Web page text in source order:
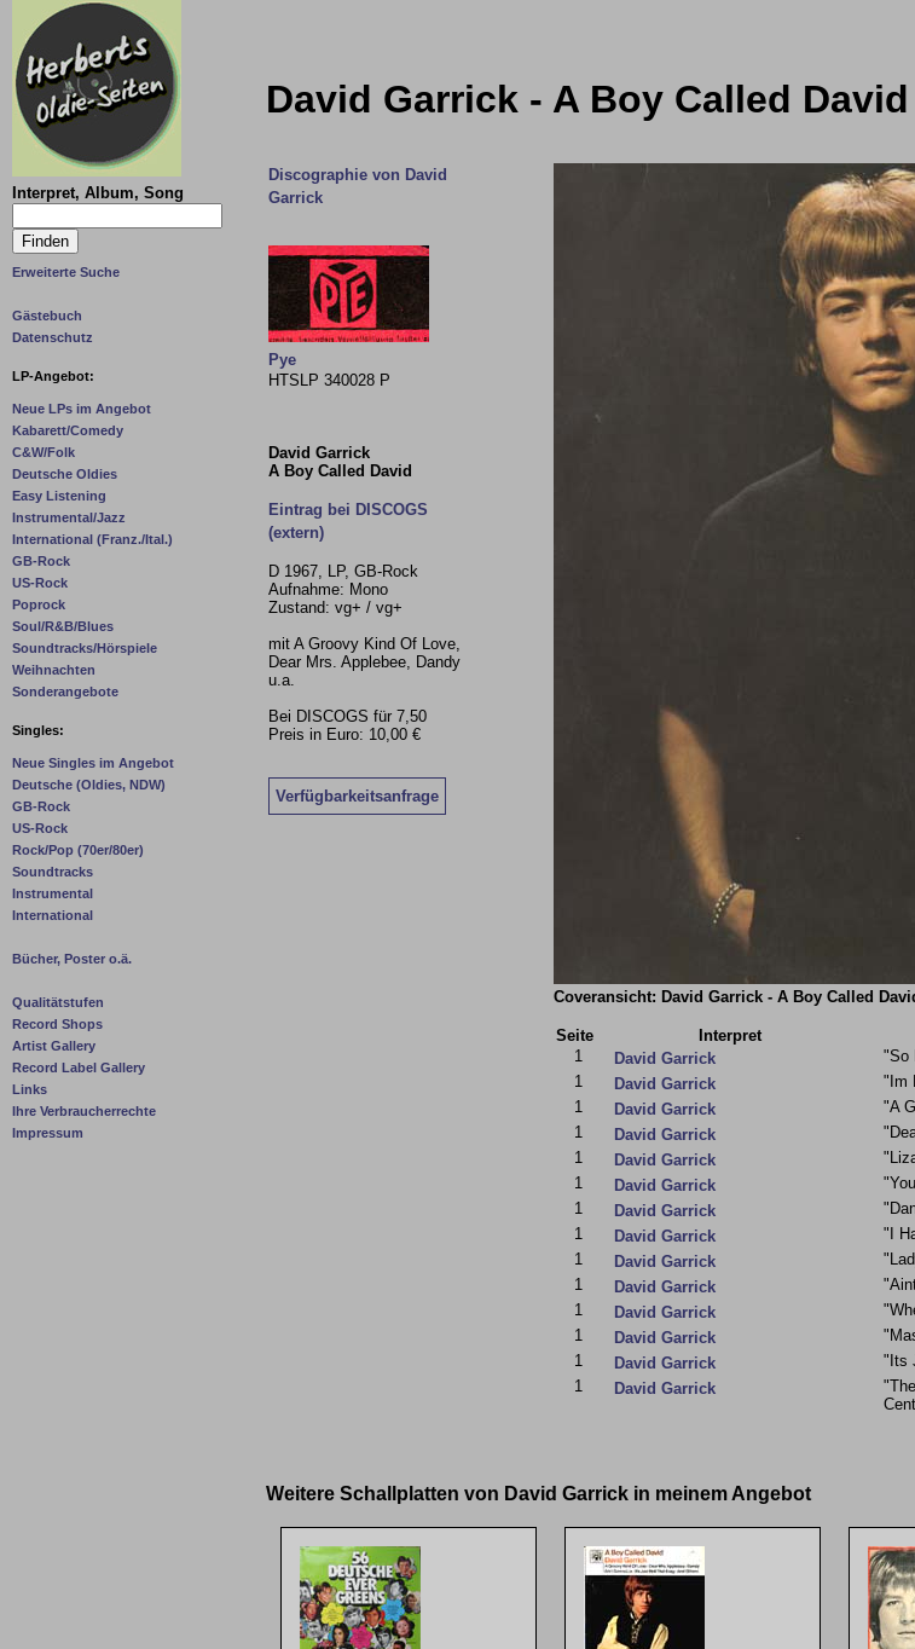
Interpret, Album, Song
Erweiterte Suche
Gästebuch
Datenschutz
LP-Angebot:
Neue LPs im Angebot
Kabarett/Comedy
C&W/Folk
Deutsche Oldies
Easy Listening
Instrumental/Jazz
International (Franz./Ital.)
GB-Rock
US-Rock
Poprock
Soul/R&B/Blues
Soundtracks/Hörspiele
Weihnachten
Sonderangebote
Singles:
Neue Singles im Angebot
Deutsche (Oldies, NDW)
GB-Rock
US-Rock
Rock/Pop (70er/80er)
Soundtracks
Instrumental
International
Bücher, Poster o.ä.
Qualitätstufen
Record Shops
Artist Gallery
Record Label Gallery
Links
Ihre Verbraucherrechte
Impressum
David Garrick - A Boy Called David
Discographie von David
Garrick
Pye
HTSLP 340028 P
David Garrick
A Boy Called David
Eintrag bei DISCOGS
(extern)
D 1967, LP, GB-Rock
Aufnahme: Mono
Zustand: vg+ / vg+
mit A Groovy Kind Of Love,
Dear Mrs. Applebee, Dandy
u.a.
Bei DISCOGS für 7,50
Preis in Euro: 10,00 €
Verfügbarkeitsanfrage
Coveransicht: David Garrick - A Boy Called
Seite Interpret
1
David Garrick
"So
1
David Garrick
"Im
1
David Garrick
"A
1
David Garrick
1
David Garrick
1
David Garrick
1
David Garrick
1
David Garrick
"I
1
David Garrick
1
David Garrick
1
David Garrick
1
David Garrick
1
David Garrick
"Its
1
David Garrick
Weitere Schallplatten von David Garrick in meinem Angebot